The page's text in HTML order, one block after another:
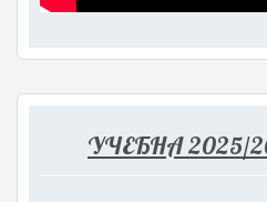
УЧЕБНА 2025/